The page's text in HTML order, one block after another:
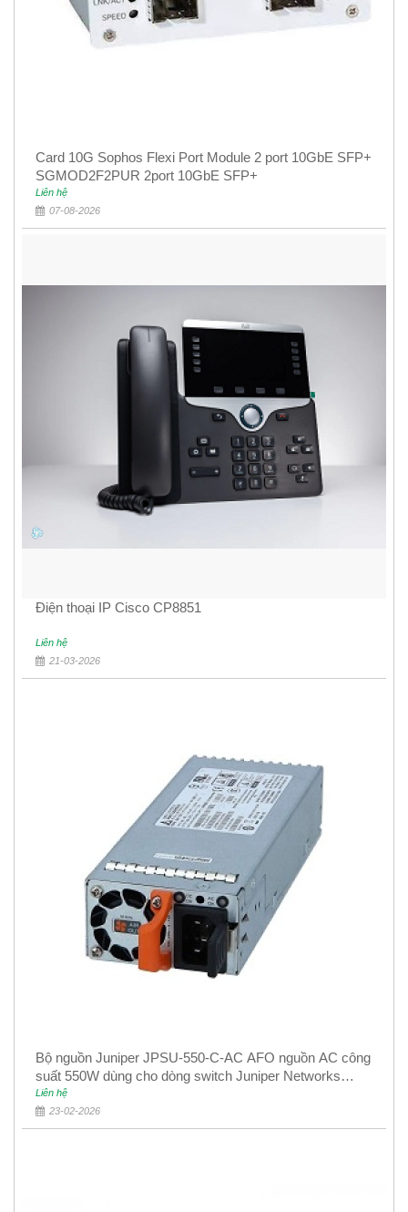
Card 10G Sophos Flexi Port Module 2 port 10GbE SFP+
SGMOD2F2PUR 2port 10GbE SFP+
Liên hệ
07-08-2026
Điện thoại IP Cisco CP8851
Liên hệ
21-03-2026
Bộ nguồn Juniper JPSU-550-C-AC AFO nguồn AC công
suất 550W dùng cho dòng switch Juniper Networks
EX4400
Liên hệ
23-02-2026